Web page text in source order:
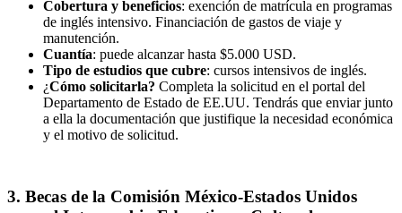
Cobertura y beneficios: exención de matrícula en programas
de inglés intensivo. Financiación de gastos de viaje y
manutención.
Cuantía: puede alcanzar hasta $5.000 USD.
Tipo de estudios que cubre: cursos intensivos de inglés.
¿Cómo solicitarla? Completa la solicitud en el portal del
Departamento de Estado de EE.UU. Tendrás que enviar junto
a ella la documentación que justifique la necesidad económica
y el motivo de solicitud.
3. Becas de la Comisión México-Estados Unidos